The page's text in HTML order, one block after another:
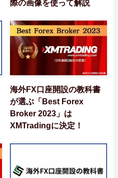
際の画像を使って解説
海外FX口座開設の教科書
が選ぶ「Best Forex
Broker 2023」は
XMTradingに決定！